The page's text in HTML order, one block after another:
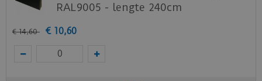
RAL9005 - lengte 240cm
€ 14,60 € 10,60